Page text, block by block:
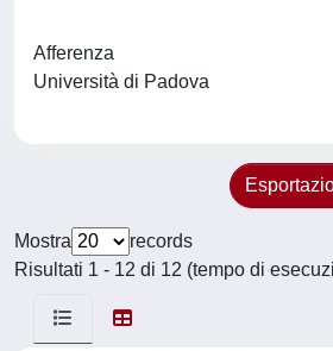
Afferenza
Università di Padova
Mostra
records
Risultati 1 - 12 di 12 (tempo di